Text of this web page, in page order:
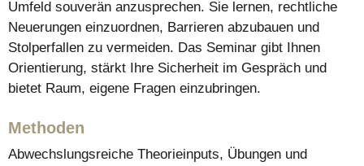
Umfeld souverän anzusprechen. Sie lernen, rechtliche
Neuerungen einzuordnen, Barrieren abzubauen und
Stolperfallen zu vermeiden. Das Seminar gibt Ihnen
Orientierung, stärkt Ihre Sicherheit im Gespräch und
bietet Raum, eigene Fragen einzubringen.
Methoden
Abwechslungsreiche Theorieinputs, Übungen und